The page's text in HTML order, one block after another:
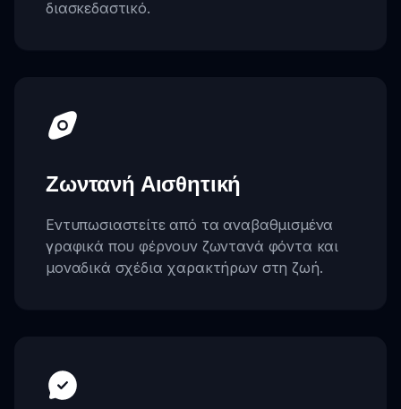
διασκεδαστικό.
Ζωντανή Αισθητική
Εντυπωσιαστείτε από τα αναβαθμισμένα
γραφικά που φέρνουν ζωντανά φόντα και
μοναδικά σχέδια χαρακτήρων στη ζωή.